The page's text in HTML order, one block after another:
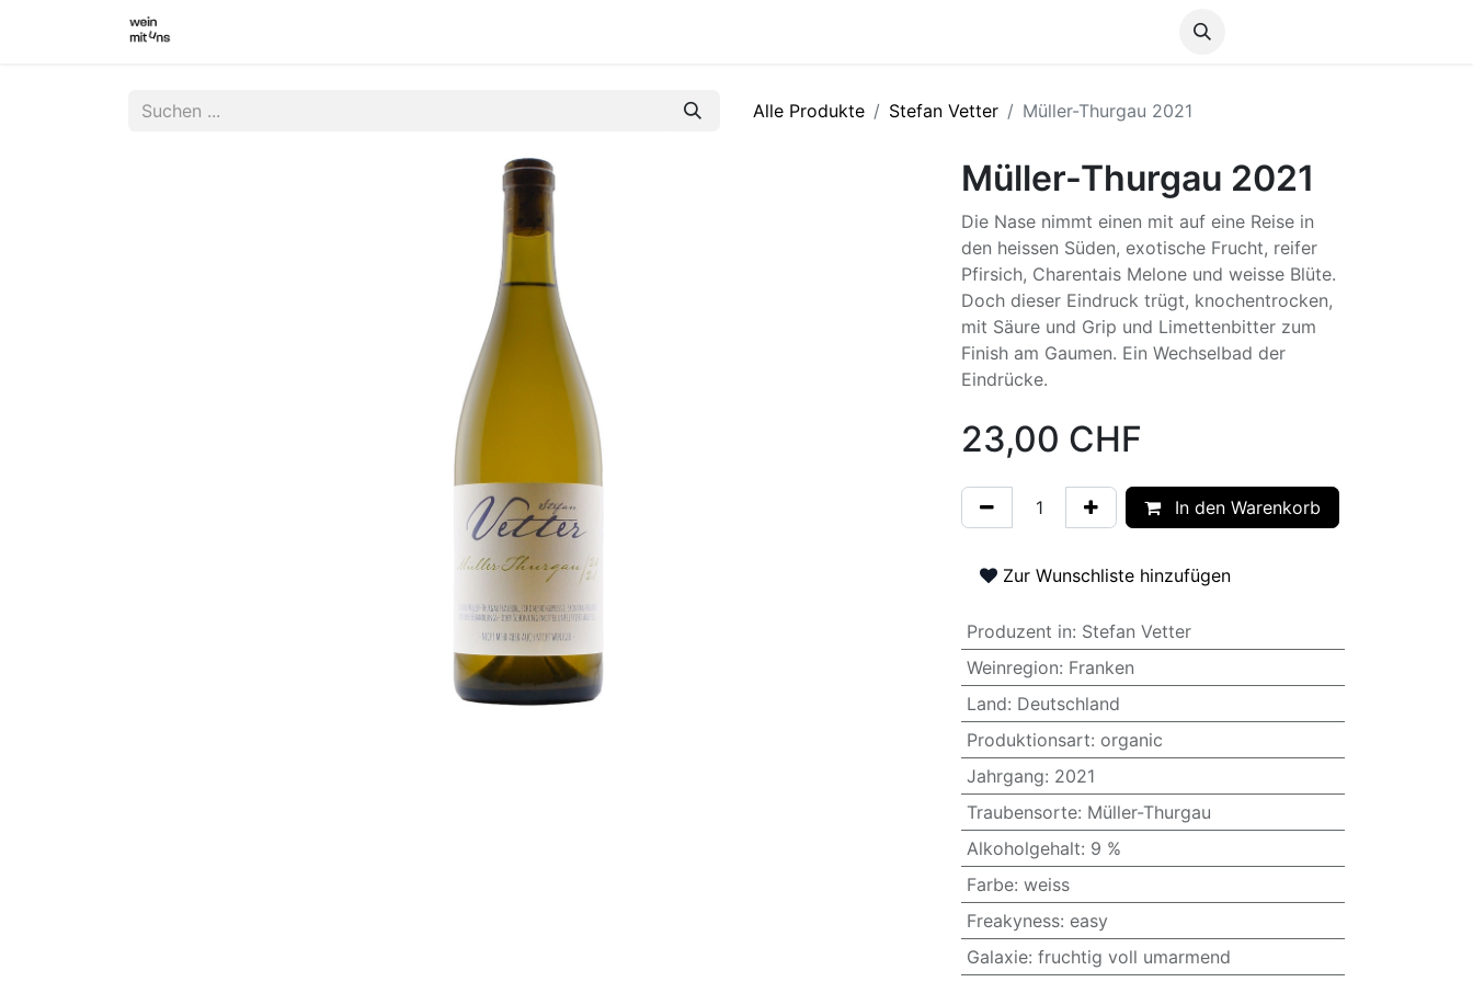
Alle Produkte Stefan Vetter Müller-Thurgau 2021
Müller-Thurgau 2021
Die Nase nimmt einen mit auf eine Reise in
den heissen Süden, exotische Frucht, reifer
Pfirsich, Charentais Melone und weisse Blüte.
Doch dieser Eindruck trügt, knochentrocken,
mit Säure und Grip und Limettenbitter zum
Finish am Gaumen. Ein Wechselbad der
Eindrücke.
23,00 CHF
In den Warenkorb
Zur Wunschliste hinzufügen
Produzent in: Stefan Vetter
Weinregion: Franken
Land: Deutschland
Produktionsart: organic
Jahrgang: 2021
Traubensorte: Müller-Thurgau
Alkoholgehalt: 9 %
Farbe: weiss
Freakyness: easy
Galaxie: fruchtig voll umarmend